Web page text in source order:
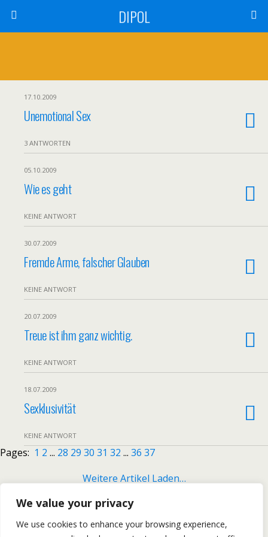
We value your privacy
We use cookies to enhance your browsing experience,
DIPOL
17.10.2009
Unemotional Sex
3 ANTWORTEN
05.10.2009
Wie es geht
KEINE ANTWORT
30.07.2009
Fremde Arme, falscher Glauben
KEINE ANTWORT
20.07.2009
Treue ist ihm ganz wichtig.
KEINE ANTWORT
18.07.2009
Sexklusivität
KEINE ANTWORT
Pages: 1 2 ... 28 29 30 31 32 ... 36 37
Weitere Artikel Laden…